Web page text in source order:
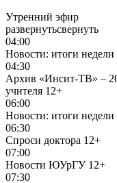
Утренний эфир
развернутьсвернуть
04:00
Новости: итоги недели
04:30
Архив «Инсит-ТВ» –
учителя 12+
06:00
Новости: итоги недели
06:30
Спроси доктора 12+
07:00
Новости ЮУрГУ 12+
07:30